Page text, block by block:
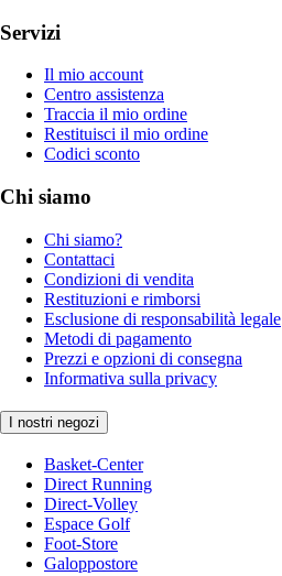
Servizi
Il mio account
Centro assistenza
Traccia il mio ordine
Restituisci il mio ordine
Codici sconto
Chi siamo
Chi siamo?
Contattaci
Condizioni di vendita
Restituzioni e rimborsi
Esclusione di responsabilità legale
Metodi di pagamento
Prezzi e opzioni di consegna
Informativa sulla privacy
I nostri negozi
Basket-Center
Direct Running
Direct-Volley
Espace Golf
Foot-Store
Galoppostore